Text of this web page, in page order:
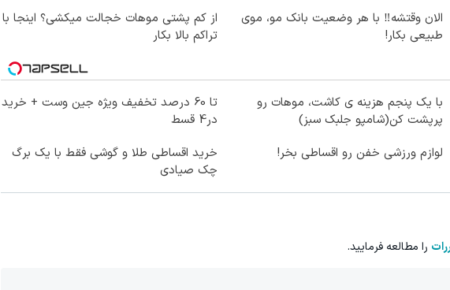
الان وقتشه‼️ با هر وضعیت بانک مو، موی
طبیعی بکار!
از کم پشتی موهات خجالت میکشی؟ اینجا با
تراکم بالا بکار
با یک پنجم هزینه ی کاشت، موهات رو
پرپشت کن(شامپو جلبک سبز)
تا 60 درصد تخفیف ویژه جین وست + خرید
در4 قسط
لوازم ورزشی خفن رو اقساطی بخر!
خرید اقساطی طلا و گوشی فقط با یک برگ
چک صیادی
را مطالعه فرمایید.